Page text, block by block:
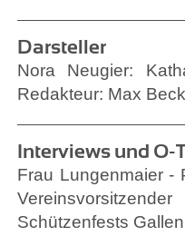
Darsteller
Nora Neugier:
Redakteur: Max
Interviews und O-
Frau Lungenmaier -
Schützenfests